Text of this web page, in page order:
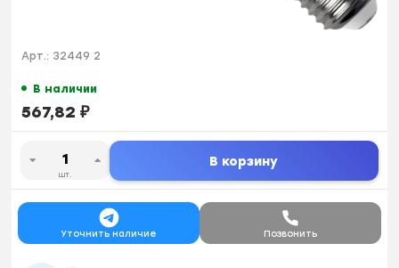
Арт.: 32449 2
В наличии
567,82 ₽
шт.
В корзину
Уточнить наличие Позвонить